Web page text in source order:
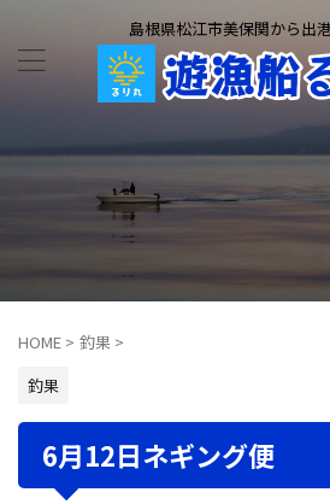
島根県松江市美保関から出
HOME > 釣果 >
釣果
6月12日ネギング便